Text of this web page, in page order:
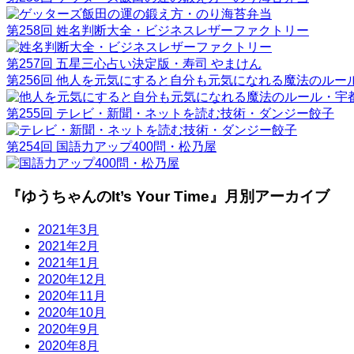
第258回 姓名判断大全・ビジネスレザーファクトリー
第257回 五星三心占い決定版・寿司 やまけん
第256回 他人を元気にすると自分も元気になれる魔法のルー
第255回 テレビ・新聞・ネットを読む技術・ダンジー餃子
第254回 国語力アップ400問・松乃屋
『ゆうちゃんのIt’s Your Time』月別アーカイブ
2021年3月
2021年2月
2021年1月
2020年12月
2020年11月
2020年10月
2020年9月
2020年8月